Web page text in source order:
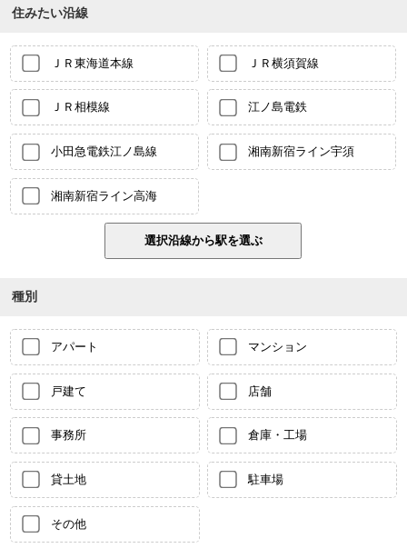
住みたい沿線
ＪＲ東海道本線 ＪＲ横須賀線
ＪＲ相模線 江ノ島電鉄
小田急電鉄江ノ島線 湘南新宿ライン宇須
湘南新宿ライン高海
種別
アパート マンション
戸建て 店舗
事務所 倉庫・工場
貸土地 駐車場
その他